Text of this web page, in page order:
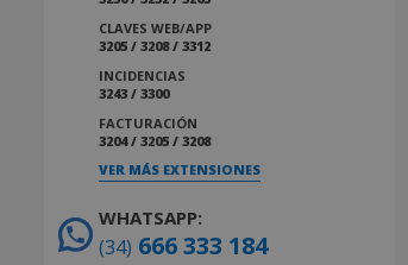
CLAVES WEB/APP
3205 / 3208 / 3312
INCIDENCIAS
3243 / 3300
FACTURACIÓN
3204 / 3205 / 3208
VER MÁS EXTENSIONES
WHATSAPP:
(34) 666 333 184